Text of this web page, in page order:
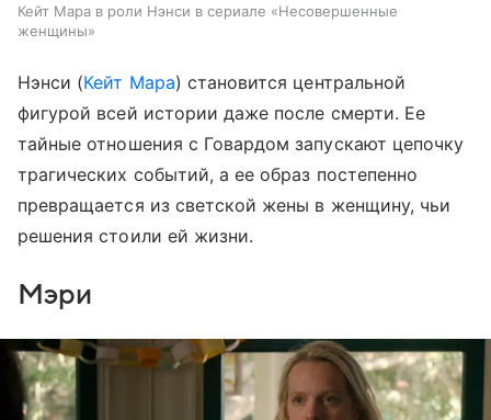
Кейт Мара в роли Нэнси в сериале «Несовершенные
женщины»
Нэнси (Кейт Мара) становится центральной
фигурой всей истории даже после смерти. Ее
тайные отношения с Говардом запускают цепочку
трагических событий, а ее образ постепенно
превращается из светской жены в женщину, чьи
решения стоили ей жизни.
Мэри